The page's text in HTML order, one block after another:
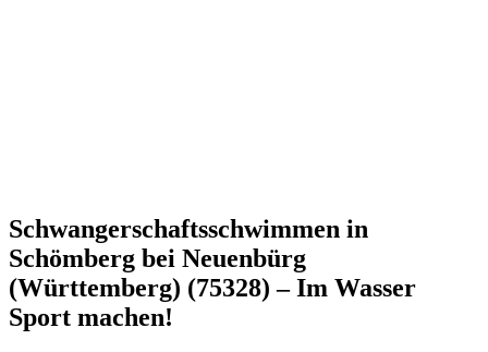
Schwangerschaftsschwimmen in
Schömberg bei Neuenbürg
(Württemberg) (75328) – Im Wasser
Sport machen!